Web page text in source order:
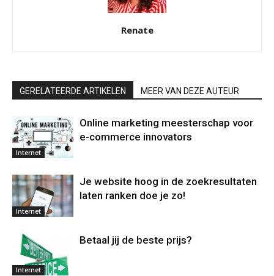
Renate
GERELATEERDE ARTIKELEN MEER VAN DEZE AUTEUR
Internet
Online marketing meesterschap voor
e-commerce innovators
Internet
Je website hoog in de zoekresultaten
laten ranken doe je zo!
Internet
Betaal jij de beste prijs?